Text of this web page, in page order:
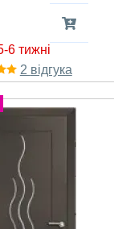
2